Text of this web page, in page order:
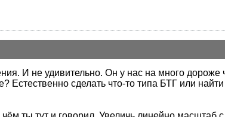
И не удивительно. Он у нас на много дороже
Естественно сделать что-то типа БТГ или